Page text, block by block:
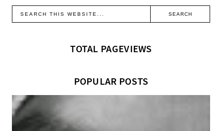
TOTAL PAGEVIEWS
POPULAR POSTS